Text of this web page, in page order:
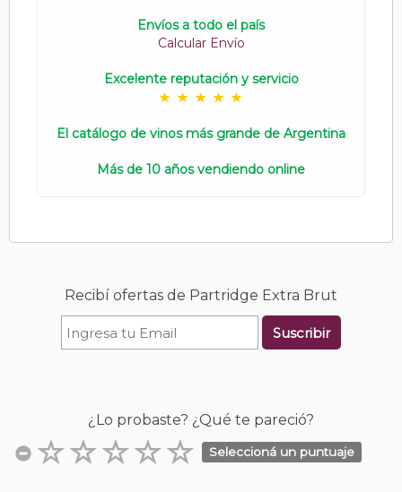
Envíos a todo el país
Calcular Envío
Excelente reputación y servicio
El catálogo de vinos más grande de Argentina
Más de 10 años vendiendo online
Recibí ofertas de Partridge Extra Brut
Suscribir
¿Lo probaste? ¿Qué te pareció?
Seleccioná un puntuaje